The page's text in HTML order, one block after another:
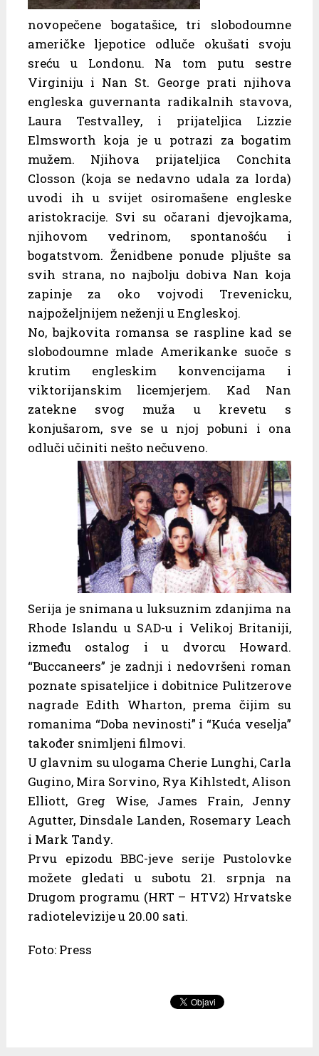
novopečene bogatašice, tri slobodoumne
američke ljepotice odluče okušati svoju
sreću u Londonu. Na tom putu sestre
Virginiju i Nan St. George prati njihova
engleska guvernanta radikalnih stavova,
Laura Testvalley, i prijateljica Lizzie
Elmsworth koja je u potrazi za bogatim
mužem. Njihova prijateljica Conchita
Closson (koja se nedavno udala za lorda)
uvodi ih u svijet osiromašene engleske
aristokracije. Svi su očarani djevojkama,
njihovom vedrinom, spontanošću i
bogatstvom. Ženidbene ponude pljušte sa
svih strana, no najbolju dobiva Nan koja
zapinje za oko vojvodi Trevenicku,
najpoželjnijem neženji u Engleskoj.
No, bajkovita romansa se raspline kad se
slobodoumne mlade Amerikanke suoče s
krutim engleskim konvencijama i
viktorijanskim licemjerjem. Kad Nan
zatekne svog muža u krevetu s
konjušarom, sve se u njoj pobuni i ona
odluči učiniti nešto nečuveno.
Serija je snimana u luksuznim zdanjima na
Rhode Islandu u SAD-u i Velikoj Britaniji,
između ostalog i u dvorcu Howard.
“Buccaneers” je zadnji i nedovršeni roman
poznate spisateljice i dobitnice Pulitzerove
nagrade Edith Wharton, prema čijim su
romanima “Doba nevinosti” i “Kuća veselja”
također snimljeni filmovi.
U glavnim su ulogama Cherie Lunghi, Carla
Gugino, Mira Sorvino, Rya Kihlstedt, Alison
Elliott, Greg Wise, James Frain, Jenny
Agutter, Dinsdale Landen, Rosemary Leach
i Mark Tandy.
Prvu epizodu BBC-jeve serije Pustolovke
možete gledati u subotu 21. srpnja na
Drugom programu (HRT – HTV2) Hrvatske
radiotelevizije u 20.00 sati.
Foto: Press